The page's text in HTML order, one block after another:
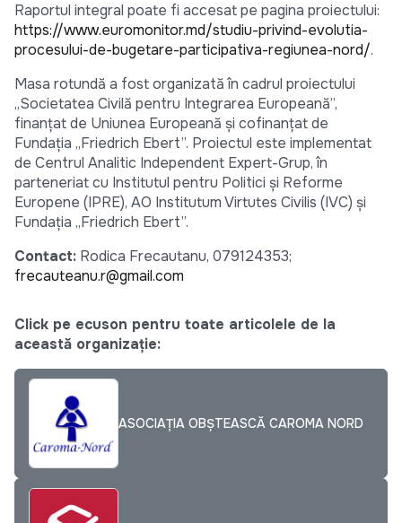
Raportul integral poate fi accesat pe pagina proiectului:
https://www.euromonitor.md/studiu-privind-evolutia-
procesului-de-bugetare-participativa-regiunea-nord/.
Masa rotundă a fost organizată în cadrul proiectului
„Societatea Civilă pentru Integrarea Europeană”,
finanțat de Uniunea Europeană și cofinanțat de
Fundația „Friedrich Ebert”. Proiectul este implementat
de Centrul Analitic Independent Expert-Grup, în
parteneriat cu Institutul pentru Politici și Reforme
Europene (IPRE), AO Institutum Virtutes Civilis (IVC) și
Fundația „Friedrich Ebert”.
Contact: Rodica Frecautanu, 079124353;
frecauteanu.r@gmail.com
Click pe ecuson pentru toate articolele de la
această organizație:
ASOCIAȚIA OBȘTEASCĂ CAROMA NORD